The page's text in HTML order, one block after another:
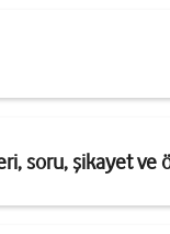
soru, şikayet ve